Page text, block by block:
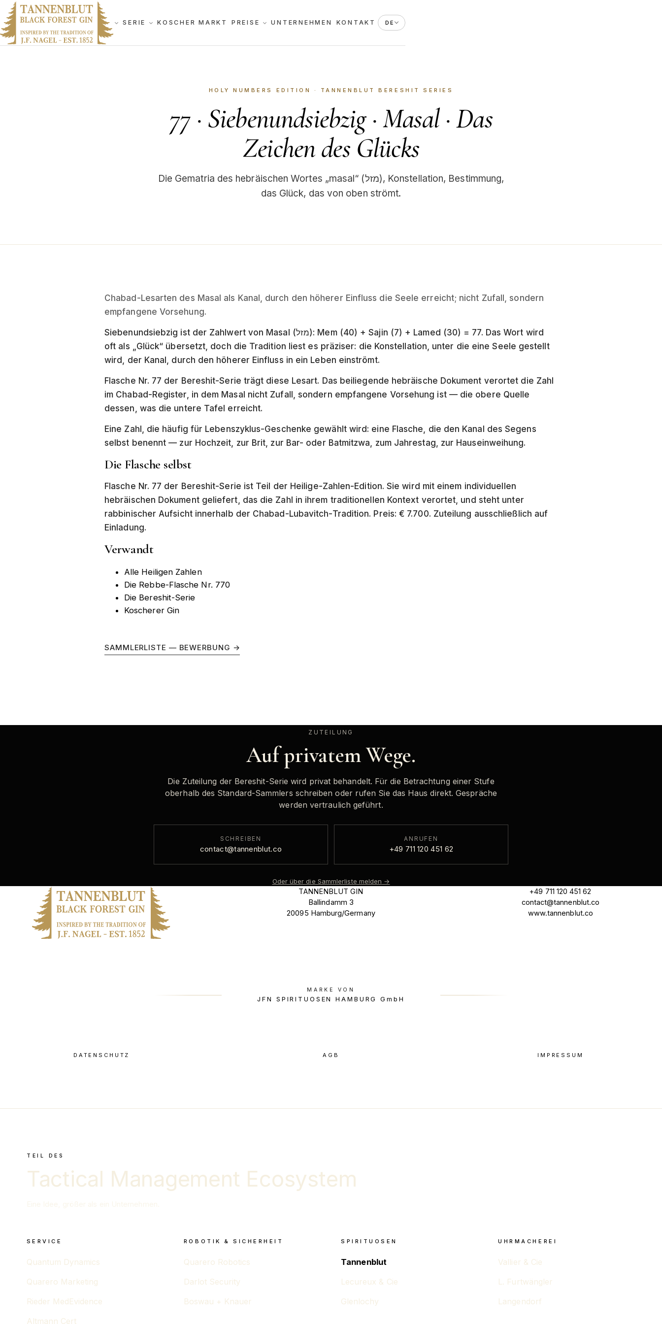
SERIE KOSCHER MARKT PREISE UNTERNEHMEN KONTAKT DE
HOLY NUMBERS EDITION · TANNENBLUT BERESHIT SERIES
77· Siebenundsiebzig · Masal · Das
Zeichen des Glücks
Die Gematria des hebräischen Wortes „masal“ (מזל), Konstellation, Bestimmung,
das Glück, das von oben strömt.
Chabad-Lesarten des Masal als Kanal, durch den höherer Einfluss die Seele erreicht; nicht Zufall, sondern
empfangene Vorsehung.
Siebenundsiebzig ist der Zahlwert von Masal (מזל): Mem (40) + Sajin (7) + Lamed (30) = 77. Das Wort wird
oft als „Glück“ übersetzt, doch die Tradition liest es präziser: die Konstellation, unter die eine Seele gestellt
wird, der Kanal, durch den höherer Einfluss in ein Leben einströmt.
Flasche Nr. 77 der Bereshit-Serie trägt diese Lesart. Das beiliegende hebräische Dokument verortet die Zahl
im Chabad-Register, in dem Masal nicht Zufall, sondern empfangene Vorsehung ist — die obere Quelle
dessen, was die untere Tafel erreicht.
Eine Zahl, die häufig für Lebenszyklus-Geschenke gewählt wird: eine Flasche, die den Kanal des Segens
selbst benennt — zur Hochzeit, zur Brit, zur Bar- oder Batmitzwa, zum Jahrestag, zur Hauseinweihung.
Die Flasche selbst
Flasche Nr. 77 der Bereshit-Serie ist Teil der Heilige-Zahlen-Edition. Sie wird mit einem individuellen
hebräischen Dokument geliefert, das die Zahl in ihrem traditionellen Kontext verortet, und steht unter
rabbinischer Aufsicht innerhalb der Chabad-Lubavitch-Tradition. Preis: € 7.700. Zuteilung ausschließlich auf
Einladung.
Verwandt
Alle Heiligen Zahlen
Die Rebbe-Flasche Nr. 770
Die Bereshit-Serie
Koscherer Gin
SAMMLERLISTE — BEWERBUNG →
ZUTEILUNG
Auf privatem Wege.
Die Zuteilung der Bereshit-Serie wird privat behandelt. Für die Betrachtung einer Stufe
oberhalb des Standard-Sammlers schreiben oder rufen Sie das Haus direkt. Gespräche
werden vertraulich geführt.
SCHREIBEN
contact@tannenblut.co
ANRUFEN
+49 711 120 451 62
Oder über die Sammlerliste melden →
TANNENBLUT GIN
Ballindamm 3
20095 Hamburg/Germany
+49 711 120 451 62
contact@tannenblut.co
www.tannenblut.co
MARKE VON
JFN SPIRITUOSEN HAMBURG GmbH
DATENSCHUTZ AGB IMPRESSUM
TEIL DES
Tactical Management Ecosystem
SERVICE
Quantum Dynamics
Quarero Marketing
Rieder MedEvidence
Altmann Cert
ROBOTIK & SICHERHEIT
Quarero Robotics
Darlot Security
Boswau + Knauer
SPIRITUOSEN
Tannenblut
Lecureux & Cie
Glenlochy
UHRMACHEREI
Vallier & Cie
L. Furtwängler
Langendorf